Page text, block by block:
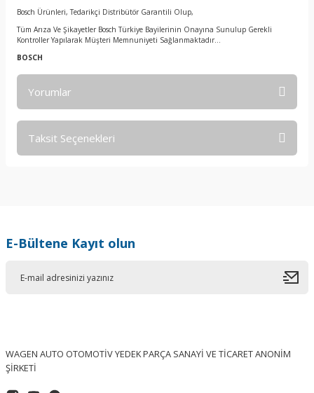
Bosch Ürünleri, Tedarikçi Distribütör Garantili Olup,
Tüm Arıza Ve Şikayetler Bosch Türkiye Bayilerinin Onayına Sunulup Gerekli
Kontroller Yapılarak Müşteri Memnuniyeti Sağlanmaktadır…
BOSCH
Yorumlar
Taksit Seçenekleri
E-Bültene Kayıt olun
WAGEN AUTO OTOMOTİV YEDEK PARÇA SANAYİ VE TİCARET ANONİM
ŞİRKETİ